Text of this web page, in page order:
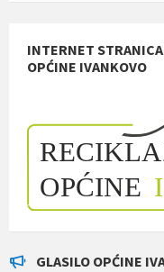
INTERNET
OPĆINE IVANKOVO
GLASILO OPĆINE